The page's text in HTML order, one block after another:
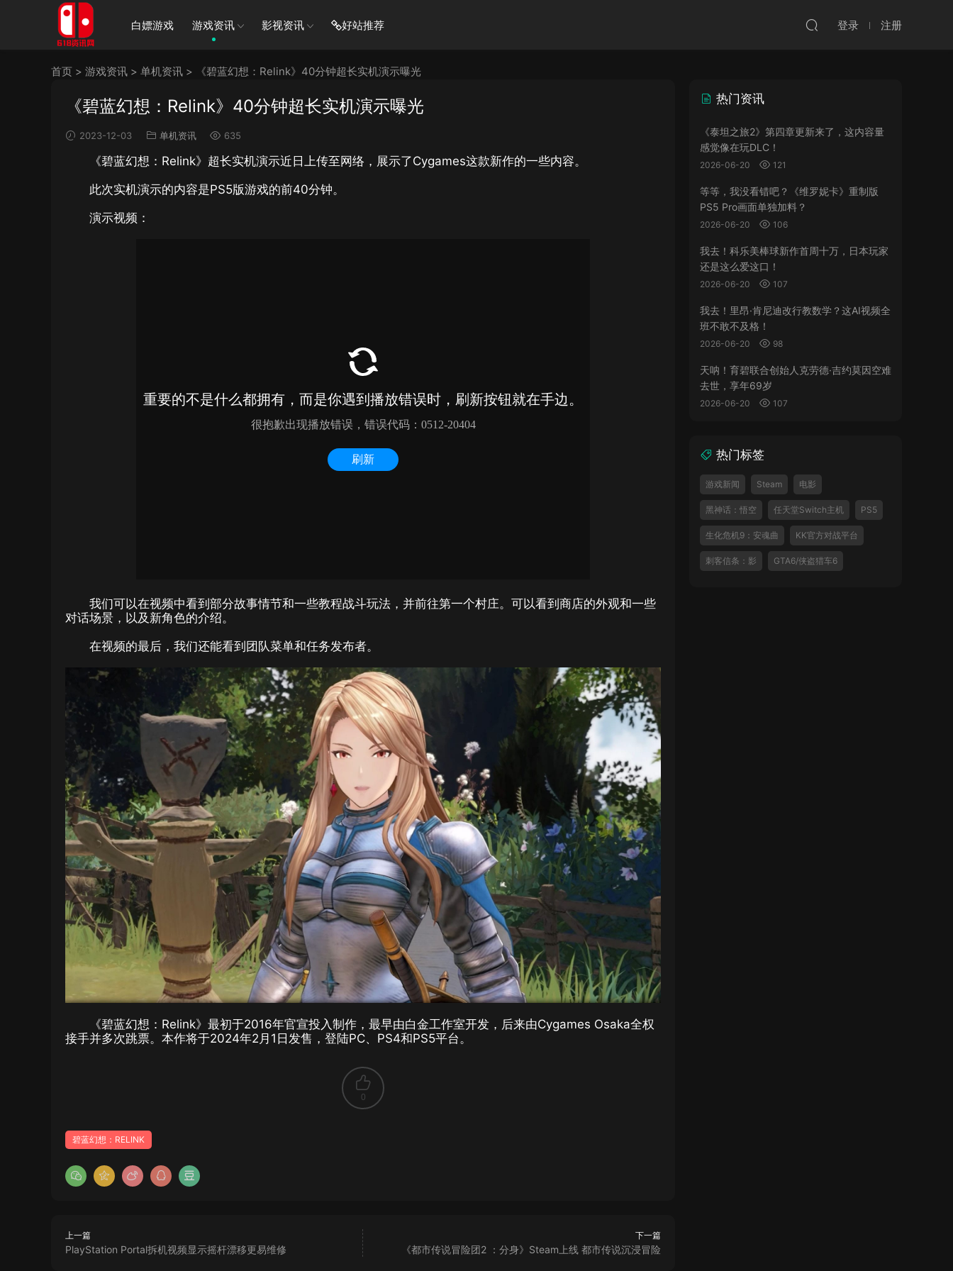
白嫖游戏 游戏资讯 影视资讯 好站推荐 登录 注册
首页 > 游戏资讯 > 单机资讯 > 《碧蓝幻想：Relink》40分钟超长实机演示曝光
《碧蓝幻想：Relink》40分钟超长实机演示曝光
2023-12-03 单机资讯 635
《碧蓝幻想：Relink》超长实机演示近日上传至网络，展示了Cygames这款新作的一些内容。
此次实机演示的内容是PS5版游戏的前40分钟。
演示视频：
我们可以在视频中看到部分故事情节和一些教程战斗玩法，并前往第一个村庄。可以看到商店的外观和一些
对话场景，以及新角色的介绍。
在视频的最后，我们还能看到团队菜单和任务发布者。
《碧蓝幻想：Relink》最初于2016年官宣投入制作，最早由白金工作室开发，后来由Cygames Osaka全权
接手并多次跳票。本作将于2024年2月1日发售，登陆PC、PS4和PS5平台。
0
碧蓝幻想：RELINK
上一篇
PlayStation Portal拆机视频显示摇杆漂移更易维修
下一篇
《都市传说冒险团2 ：分身》Steam上线 都市传说沉浸冒险
热门资讯
《泰坦之旅2》第四章更新来了，这内容量
感觉像在玩DLC！
2026-06-20 121
等等，我没看错吧？《维罗妮卡》重制版
PS5 Pro画面单独加料？
2026-06-20 106
我去！科乐美棒球新作首周十万，日本玩家
还是这么爱这口！
2026-06-20 107
我去！里昂·肯尼迪改行教数学？这AI视频全
班不敢不及格！
2026-06-20 98
天呐！育碧联合创始人克劳德·吉约莫因空难
去世，享年69岁
2026-06-20 107
热门标签
游戏新闻 Steam 电影
黑神话：悟空 任天堂Switch主机 PS5
生化危机9：安魂曲 KK官方对战平台
刺客信条：影 GTA6/侠盗猎车6